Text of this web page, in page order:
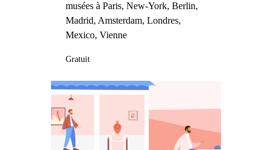
musées à Paris, New-York, Berlin,
Madrid, Amsterdam, Londres,
Mexico, Vienne
Gratuit